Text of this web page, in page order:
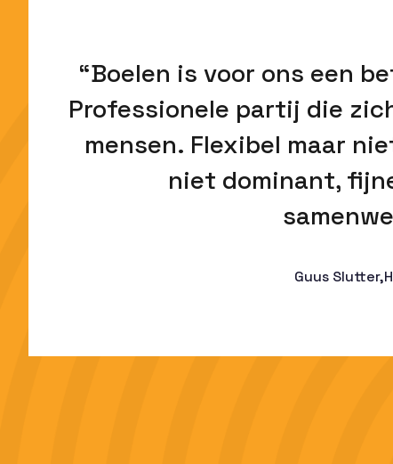
“Boelen is voor ons een
Professionele partij die
mensen. Flexibel maar
niet dominant,
Guus Slutter,